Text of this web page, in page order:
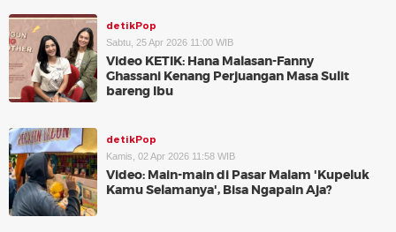
detikPop
Sabtu, 25 Apr 2026 11:00 WIB
Video KETIK: Hana Malasan-Fanny
Ghassani Kenang Perjuangan Masa Sulit
bareng Ibu
detikPop
Kamis, 02 Apr 2026 11:58 WIB
Video: Main-main di Pasar Malam 'Kupeluk
Kamu Selamanya', Bisa Ngapain Aja?